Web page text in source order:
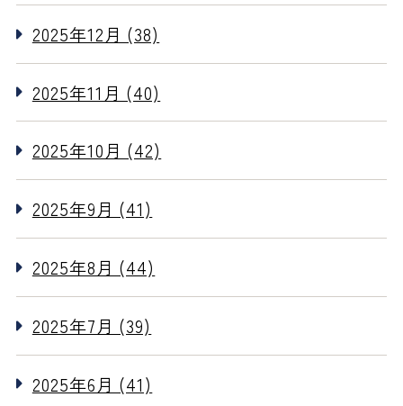
2025年12月 (38)
2025年11月 (40)
2025年10月 (42)
2025年9月 (41)
2025年8月 (44)
2025年7月 (39)
2025年6月 (41)